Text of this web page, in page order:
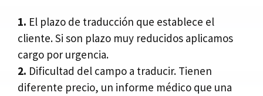
1. El plazo de traducción que establece el
cliente. Si son plazo muy reducidos aplicamos
cargo por urgencia.
2. Dificultad del campo a traducir. Tienen
diferente precio, un informe médico que una